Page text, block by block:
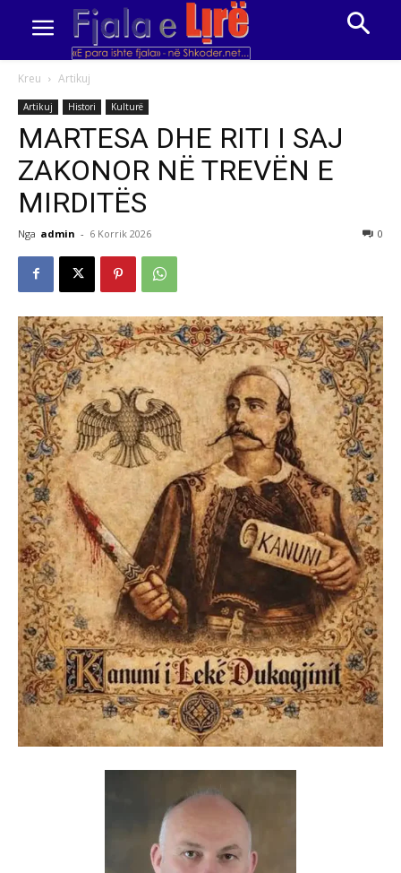
Kreu Artikuj
Artikuj Histori Kulturë
MARTESA DHE RITI I SAJ
ZAKONOR NË TREVËN E
MIRDITËS
Nga admin - 6 Korrik 2026 0